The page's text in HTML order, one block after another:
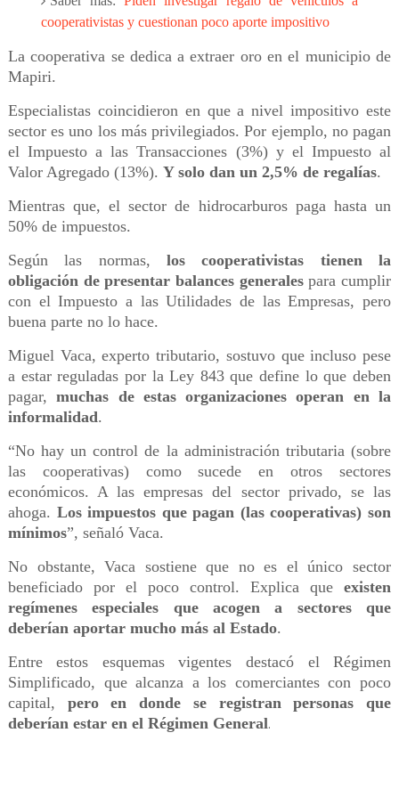
cooperativistas y cuestionan poco aporte impositivo
La cooperativa se dedica a extraer oro en el municipio de
Mapiri.
Especialistas coincidieron en que a nivel impositivo este
sector es uno los más privilegiados. Por ejemplo, no pagan
el Impuesto a las Transacciones (3%) y el Impuesto al
Valor Agregado (13%). Y solo dan un 2,5% de regalías.
Mientras que, el sector de hidrocarburos paga hasta un
50% de impuestos.
Según las normas, los cooperativistas tienen la
obligación de presentar balances generalespara cumplir
con el Impuesto a las Utilidades de las Empresas, pero
buena parte no lo hace.
Miguel Vaca, experto tributario, sostuvo que incluso pese
a estar reguladas por la Ley 843 que define lo que deben
pagar,muchas de estas organizaciones operan en la
informalidad.
“No hay un control de la administración tributaria (sobre
las cooperativas) como sucede en otros sectores
económicos. A las empresas del sector privado, se las
ahoga. Los impuestos que pagan (las cooperativas) son
mínimos”, señaló Vaca.
No obstante, Vaca sostiene que no es el único sector
beneficiado por el poco control. Explica queexisten
regímenes especiales que acogen a sectores que
deberían aportar mucho más al Estado.
Entre estos esquemas vigentes destacó el Régimen
Simplificado, que alcanza a los comerciantes con poco
capital, pero en donde se registran personas que
deberían estar en el Régimen General.